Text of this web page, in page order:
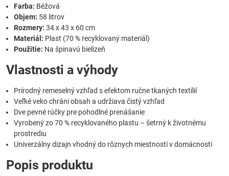
Farba: Béžová
Objem: 58 litrov
Rozmery: 34 x 43 x 60 cm
Materiál: Plast (70 % recyklovaný materiál)
Použitie: Na špinavú bielizeň
Vlastnosti a výhody
Prírodný remeselný vzhľad s efektom ručne tkaných textílií
Veľké veko chráni obsah a udržiava čistý vzhľad
Dve pevné rúčky pre pohodlné prenášanie
Vyrobený zo 70 % recyklovaného plastu – šetrný k životnému
prostrediu
Univerzálny dizajn vhodný do rôznych miestností v domácnosti
Popis produktu